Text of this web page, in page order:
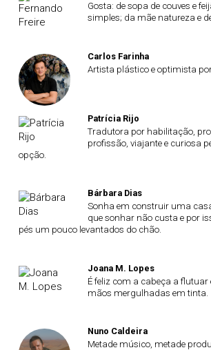
Gosta: de sopa de couves e
simples; da mãe natureza e
Carlos Farinha
Artista plástico e optimista
Patrícia Rijo
Tradutora por habilitação,
profissão, viajante e curiosa
opção.
Bárbara Dias
Sonha em construir uma
que sonhar não custa e por
pés um pouco levantados do chão.
Joana M. Lopes
É feliz com a cabeça a
mãos mergulhadas em tinta.
Nuno Caldeira
Metade músico, metade